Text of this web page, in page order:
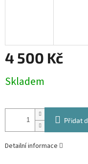
4 500 Kč
cena:
Skladem
Přidat
Detailní informace